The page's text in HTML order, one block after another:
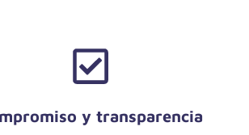
y transparencia